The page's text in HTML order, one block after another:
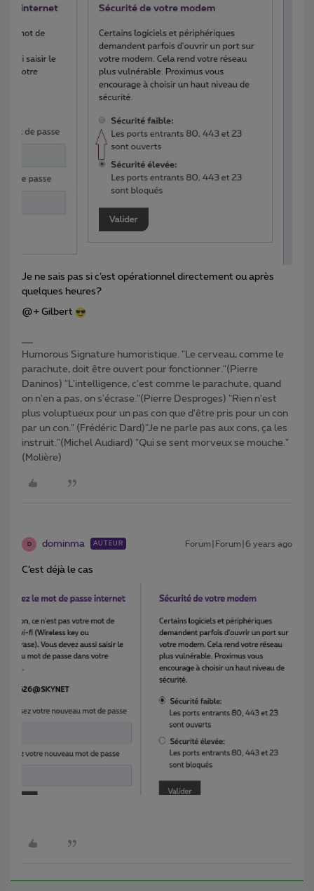
Je ne sais pas si c’est opérationnel directement ou après
quelques heures?
@+ Gilbert
Humorous Signature humoristique. "Le cerveau, comme le
parachute, doit être ouvert pour fonctionner."(Pierre
Daninos) "L'intelligence, c'est comme le parachute, quand
on n'en a pas, on s'écrase."(Pierre Desproges) "Rien n'est
plus voluptueux pour un pas con que d'être pris pour un con
par un con." (Frédéric Dard)"Je ne parle pas aux cons, ça les
instruit."(Michel Audiard) "Qui se sent morveux se mouche."
(Molière)
D dominma AUTEUR Forum|Forum|6 years ago
C’est déjà le cas